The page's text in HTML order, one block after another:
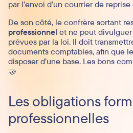
par l’envoi d’un courrier de reprise
De son côté, le confrère sortant
professionnel et ne peut
prévues par la loi. Il doit
documents comptables, afin que
disposer d’une base. Les bons
🤝
Les obligations
professionnelles